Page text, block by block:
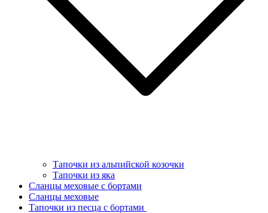
Тапочки из альпийской козочки
Тапочки из яка
Сланцы меховые с бортами
Сланцы меховые
Тапочки из песца с бортами